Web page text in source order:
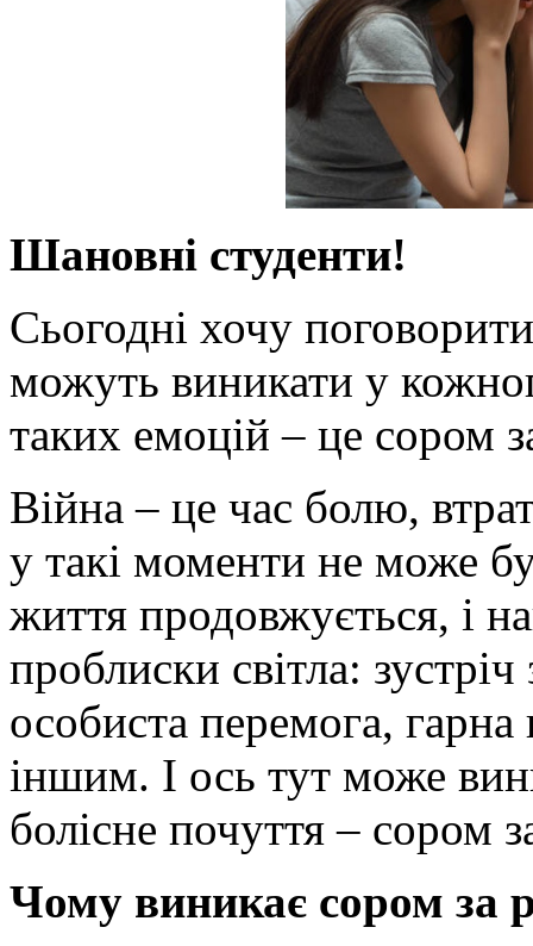
Шановні студенти!
Сьогодні хочу
можуть виникати у
таких емоцій – це сором
Війна – це час болю,
у такі моменти не може
життя продовжується, і
проблиски світла:
особиста перемога,
іншим. І ось тут може
болісне почуття – сором
Чому виникає сором за